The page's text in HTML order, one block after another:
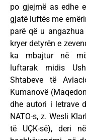
po gjejmë as edhe
gjatë luftës me
parë që u
kryer detyrën e
ka mbajtur në
luftarak midis
Shtabeve të
Kumanovë
dhe autori i letrave
NATO-s, z. Wesli
të UÇK-së), deri